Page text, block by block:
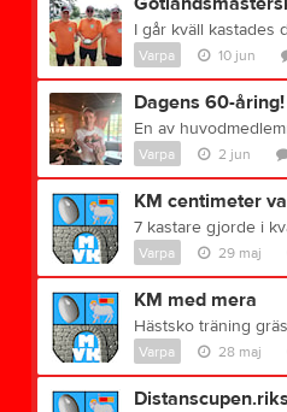
Varpa 10 jun
Dagens 60-åring!
Varpa 2 jun
KM centimeter
Varpa 29 maj
KM med mera
Varpa 28 maj
Distanscupen.riks